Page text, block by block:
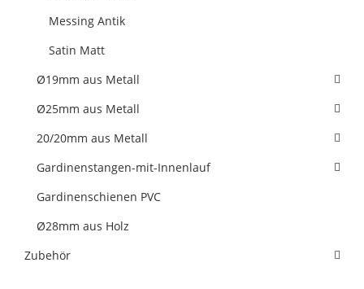
Messing Antik
Satin Matt
Ø19mm aus Metall
Ø25mm aus Metall
20/20mm aus Metall
Gardinenstangen-mit-Innenlauf
Gardinenschienen PVC
Ø28mm aus Holz
Zubehör